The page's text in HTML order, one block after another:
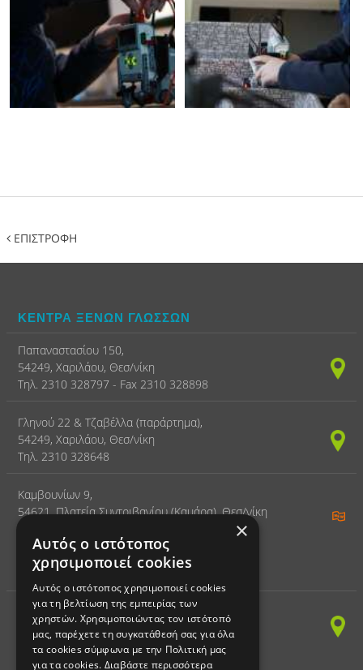
ΕΠΙΣΤΡΟΦΗ
ΚΕΝΤΡΑ ΞΕΝΩΝ ΓΛΩΣΣΩΝ
Παπαναστασίου 150,
54249, Χαριλάου, Θεσ/νίκη
Τηλ. 2310 328797 - Fax 2310 328898
Γληνού 22 & Τζαβέλλα (παράρτημα),
54249, Χαριλάου, Θεσ/νίκη
Τηλ. 2310 328648
Καμβουνίων 9,
54621, Πλατεία Συντριβανίου (Καμάρα), Θεσ/νίκη
ΚΕΝΤΡΟ ΔΙΑ ΒΙΟΥ ΜΑΘΗΣΗΣ
(ΠΛΗΡΟΦΟΡΙΚΗ)
Παπαναστασίου 150,
54249, Χαριλάου, Θεσ/νίκη
Τηλ. 2310 328797 - Fax 2310 328898
×
Αυτός ο ιστότοπος
χρησιμοποιεί cookies
Αυτός ο ιστότοπος χρησιμοποιεί cookies
για τη βελτίωση της εμπειρίας των
χρηστών. Χρησιμοποιώντας τον ιστότοπό
μας, παρέχετε τη συγκατάθεσή σας για όλα
τα cookies σύμφωνα με την Πολιτική μας
για τα cookies. Διαβάστε περισσότερα